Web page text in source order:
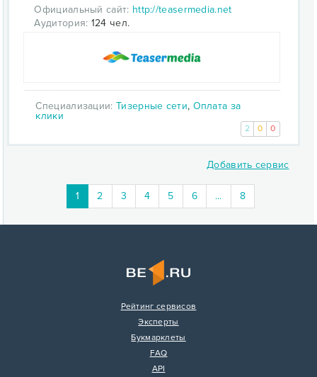
Официальный сайт: http://teasermedia.net
Аудитория: 124 чел.
Специализации: Тизерные сети, Оплата за
клики
2 0 0
Добавить сервис
1 2 3 4 5 6 ... 8
Рейтинг сервисов
Эксперты
Букмарклеты
FAQ
API